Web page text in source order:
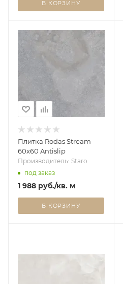
В КОРЗИНУ
Плитка Rodas Stream
60x60 Antislip
Производитель: Staro
под заказ
1 988 руб./кв. м
В КОРЗИНУ